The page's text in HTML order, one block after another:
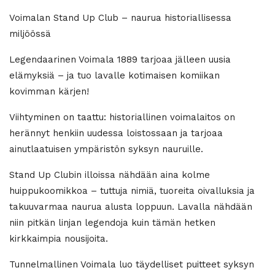
Voimalan Stand Up Club – naurua historiallisessa
miljöössä
Legendaarinen Voimala 1889 tarjoaa jälleen uusia
elämyksiä – ja tuo lavalle kotimaisen komiikan
kovimman kärjen!
Viihtyminen on taattu: historiallinen voimalaitos on
herännyt henkiin uudessa loistossaan ja tarjoaa
ainutlaatuisen ympäristön syksyn nauruille.
Stand Up Clubin illoissa nähdään aina kolme
huippukoomikkoa – tuttuja nimiä, tuoreita oivalluksia ja
takuuvarmaa naurua alusta loppuun. Lavalla nähdään
niin pitkän linjan legendoja kuin tämän hetken
kirkkaimpia nousijoita.
Tunnelmallinen Voimala luo täydelliset puitteet syksyn